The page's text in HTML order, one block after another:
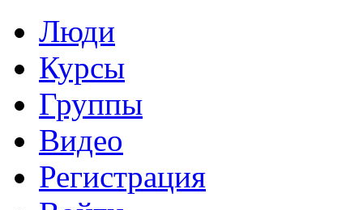
Люди
Курсы
Группы
Видео
Регистрация